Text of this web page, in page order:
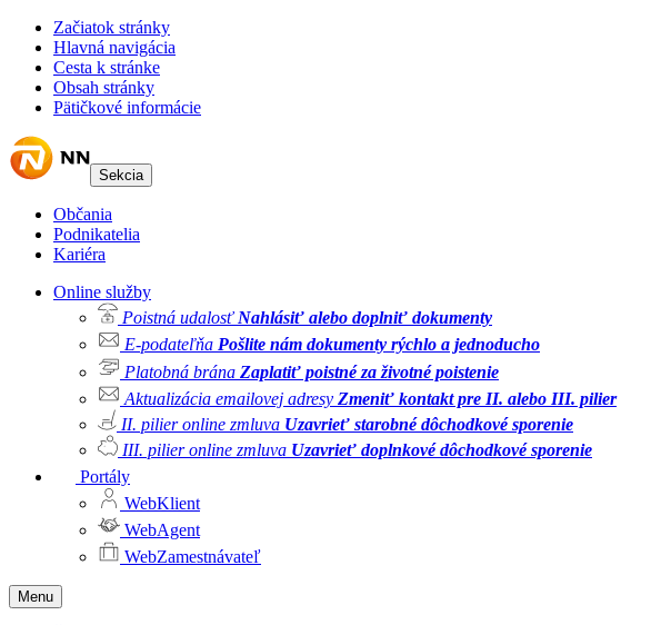
Začiatok stránky
Hlavná navigácia
Cesta k stránke
Obsah stránky
Pätičkové informácie
Sekcia
Občania
Podnikatelia
Kariéra
Online služby
Poistná udalosť Nahlásiť alebo doplniť dokumenty
E-podateľňa Pošlite nám dokumenty rýchlo a jednoducho
Platobná brána Zaplatiť poistné za životné poistenie
Aktualizácia emailovej adresy Zmeniť kontakt pre II. alebo III. pilier
II. pilier online zmluva Uzavrieť starobné dôchodkové sporenie
III. pilier online zmluva Uzavrieť doplnkové dôchodkové sporenie
Portály
WebKlient
WebAgent
WebZamestnávateľ
Menu